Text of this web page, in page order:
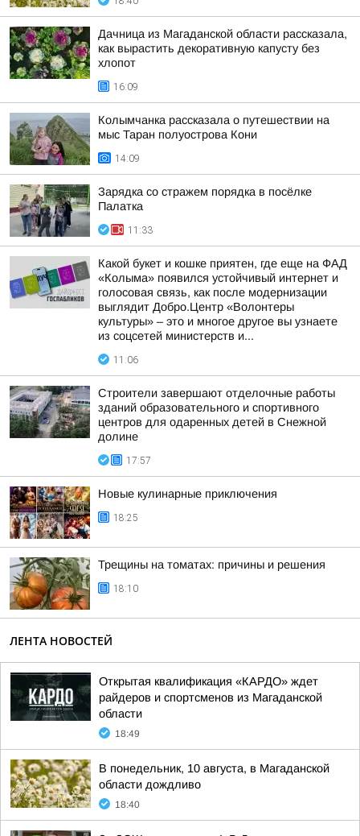
Дачница из Магаданской области рассказала,
как вырастить декоративную капусту без
хлопот
16:09
Колымчанка рассказала о путешествии на
мыс Таран полуострова Кони
14:09
Зарядка со стражем порядка в посёлке
Палатка
11:33
Какой букет и кошке приятен, где еще на ФАД
«Колыма» появился устойчивый интернет и
голосовая связь, как после модернизации
выглядит Добро.Центр «Волонтеры
культуры» – это и многое другое вы узнаете
из соцсетей министерств и...
11:06
Строители завершают отделочные работы
зданий образовательного и спортивного
центров для одаренных детей в Снежной
долине
17:57
Новые кулинарные приключения
18:25
Трещины на томатах: причины и решения
18:10
ЛЕНТА НОВОСТЕЙ
Открытая квалификация «КАРДО» ждет
райдеров и спортсменов из Магаданской
области
18:49
В понедельник, 10 августа, в Магаданской
области дождливо
18:40